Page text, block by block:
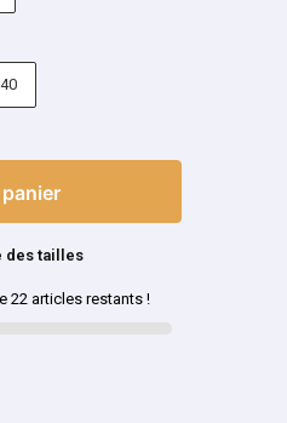
40
des tailles
22 articles restants !